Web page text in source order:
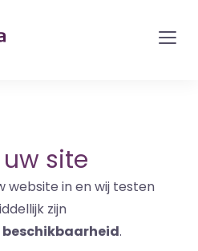
site
website in en wij testen
zijn
beschikbaarheid.